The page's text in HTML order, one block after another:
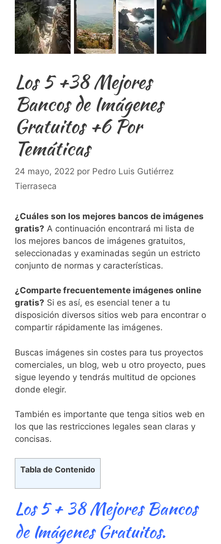
Los 5 +38 Mejores
Bancos de Imágenes
Gratuitos +6 Por
Temáticas
24 mayo, 2022 por Pedro Luis Gutiérrez
Tierraseca
¿Cuáles son los mejores bancos de imágenes
gratis? A continuación encontrará mi lista de
los mejores bancos de imágenes gratuitos,
seleccionadas y examinadas según un estricto
conjunto de normas y características.
¿Comparte frecuentemente imágenes online
gratis? Si es así, es esencial tener a tu
disposición diversos sitios web para encontrar o
compartir rápidamente las imágenes.
Buscas imágenes sin costes para tus proyectos
comerciales, un blog, web u otro proyecto, pues
sigue leyendo y tendrás multitud de opciones
donde elegir.
También es importante que tenga sitios web en
los que las restricciones legales sean claras y
concisas.
Tabla de Contenido
Los 5 + 38 Mejores Bancos
de Imágenes Gratuitos.